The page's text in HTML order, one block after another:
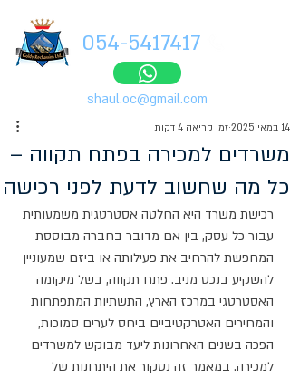
054-5417417
shaul.oc@gmail.com
משרדים למכירה בפתח תקווה –
כל מה שחשוב לדעת לפני רכישה
14 במאי 2025 זמן קריאה 4 דקות
רכישת משרד היא החלטה אסטרטגית משמעותית
עבור כל עסק, בין אם מדובר בחברה מבוססת
המחפשת להרחיב את פעילותה או ביזם שמעוניין
להשקיע בנכס מניב. פתח תקווה, בשל מיקומה
האסטרטגי במרכז הארץ, התשתיות המתפתחות
והמחירים האטרקטיביים ביחס לערים סמוכות,
הפכה בשנים האחרונות ליעד מבוקש למשרדים
למכירה. במאמר זה נסקור את היתרונות של